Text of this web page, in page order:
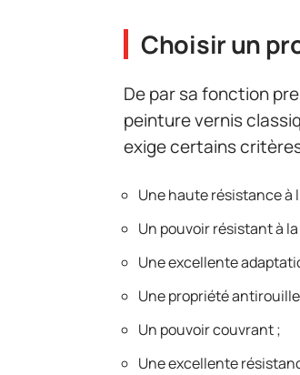
Choisir un
De par sa fonction
peinture vernis
exige certains
Une haute résistance à
Un pouvoir résistant à
Une excellente
Une propriété
Un pouvoir couvrant ;
Une excellente